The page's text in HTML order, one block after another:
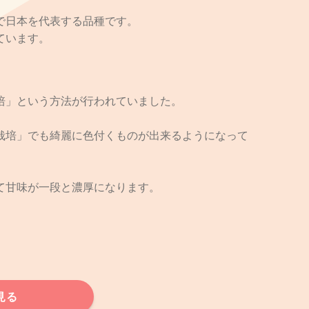
本を代表する品種です。
ます。
という方法が行われていました。
」でも綺麗に色付くものが出来るようになって
味が一段と濃厚になります。
る